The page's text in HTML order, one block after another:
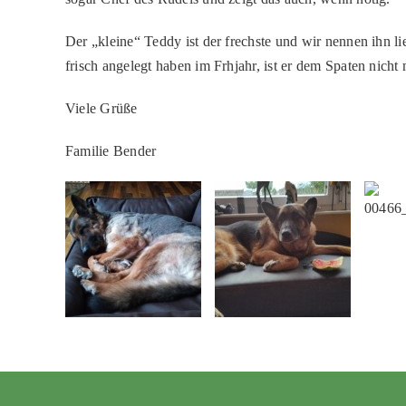
Der „kleine“ Teddy ist der frechste und wir nennen ihn
frisch angelegt haben im Frhjahr, ist er dem Spaten
Viele Grüße
Familie Bender